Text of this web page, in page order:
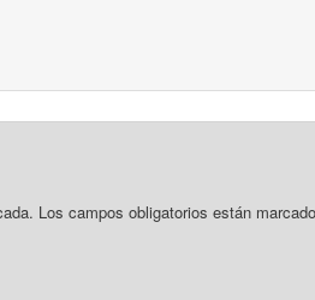
Los campos obligatorios están